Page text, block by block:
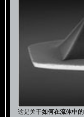
这是关于如何在流体中